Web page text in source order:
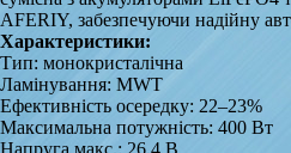
AFERIY, забезпечуючи надійну
Характеристики:
Тип: монокристалічна
Ламінування: MWT
Ефективність осередку: 22–23%
Максимальна потужність: 400 Вт